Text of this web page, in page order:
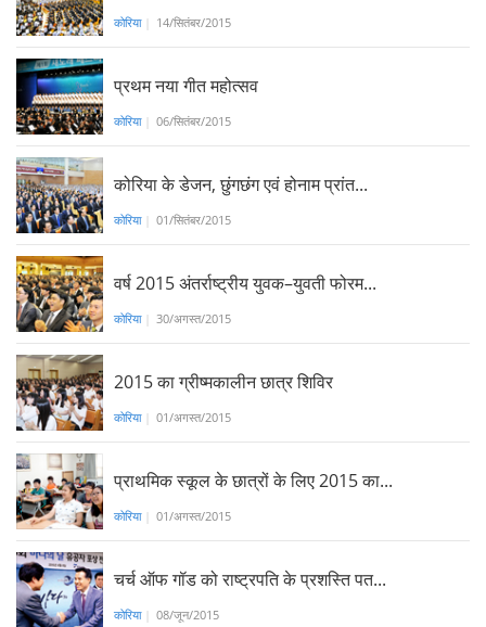
कोरिया 14/सितंबर/2015
प्रथम नया गीत महोत्सव
कोरिया 06/सितंबर/2015
कोरिया के डेजन, छुंगछंग एवं होनाम प्रांत...
कोरिया 01/सितंबर/2015
वर्ष 2015 अंतर्राष्ट्रीय युवक–युवती फोरम...
कोरिया 30/अगस्त/2015
2015 का ग्रीष्मकालीन छात्र शिविर
कोरिया 01/अगस्त/2015
प्राथमिक स्कूल के छात्रों के लिए 2015 का...
कोरिया 01/अगस्त/2015
चर्च ऑफ गॉड को राष्ट्रपति के प्रशस्ति पत...
कोरिया 08/जून/2015